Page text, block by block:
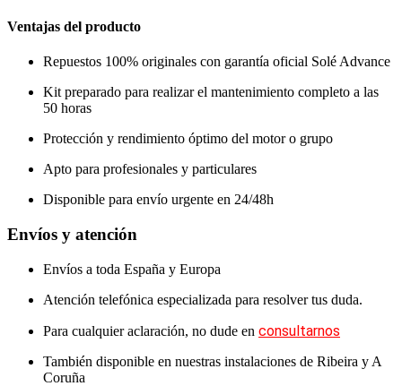
Ventajas del producto
Repuestos 100% originales con garantía oficial Solé Advance
Kit preparado para realizar el mantenimiento completo a las
50 horas
Protección y rendimiento óptimo del motor o grupo
Apto para profesionales y particulares
Disponible para envío urgente en 24/48h
Envíos y atención
Envíos a toda España y Europa
Atención telefónica especializada para resolver tus duda.
Para cualquier aclaración, no dude en consultarnos
También disponible en nuestras instalaciones de Ribeira y A
Coruña